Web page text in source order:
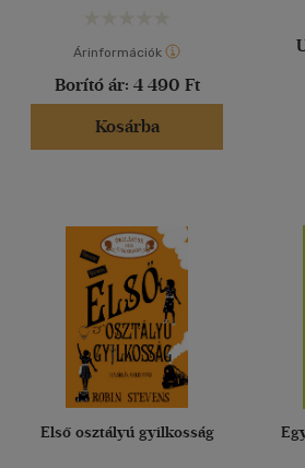
Árinformációk
Borító ár: 4 490 Ft
Kosárba
Első osztályú gyilkosság